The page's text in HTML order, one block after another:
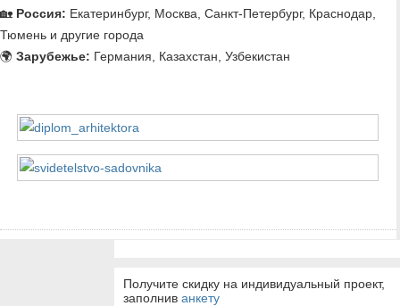
🏡 Россия: Екатеринбург, Москва, Санкт-Петербург, Краснодар,
Тюмень и другие города
🌍 Зарубежье: Германия, Казахстан, Узбекистан
Получите скидку на индивидуальный проект,
заполнив анкету